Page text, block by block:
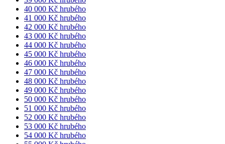
40 000 Kč hrubého
41 000 Kč hrubého
42 000 Kč hrubého
43 000 Kč hrubého
44 000 Kč hrubého
45 000 Kč hrubého
46 000 Kč hrubého
47 000 Kč hrubého
48 000 Kč hrubého
49 000 Kč hrubého
50 000 Kč hrubého
51 000 Kč hrubého
52 000 Kč hrubého
53 000 Kč hrubého
54 000 Kč hrubého